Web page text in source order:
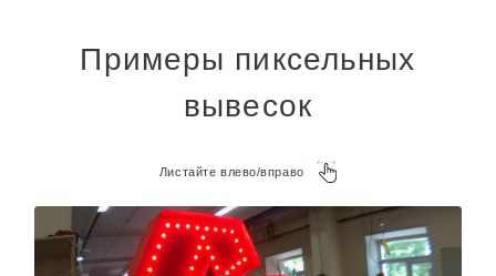
Примеры пиксельных
вывесок
Листайте влево/вправо